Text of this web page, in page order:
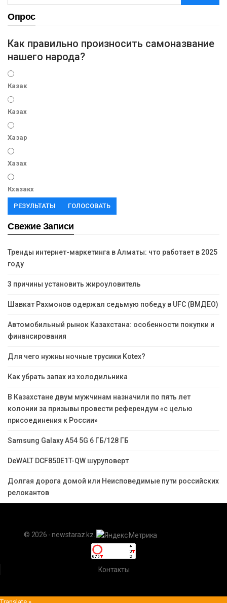
Опрос
Как правильно произносить самоназвание
нашего народа?
Казак
Казах
Хазар
Хазах
Кхазакх
РЕЗУЛЬТАТЫ ГОЛОСОВАТЬ
Свежие Записи
Тренды интернет-маркетинга в Алматы: что работает в 2025
году
3 причины установить жироуловитель
Шавкат Рахмонов одержал седьмую победу в UFC (ВМДЕО)
Автомобильный рынок Казахстана: особенности покупки и
финансирования
Для чего нужны ночные трусики Kotex?
Как убрать запах из холодильника
В Казахстане двум мужчинам назначили по пять лет
колонии за призывы провести референдум «с целью
присоединения к России»
Samsung Galaxy A54 5G 6 ГБ/128 ГБ
DeWALT DCF850E1T-QW шуруповерт
Долгая дорога домой или Неисповедимые пути российских
релокантов
© 2026 - newstaraz.kz.
Контакты